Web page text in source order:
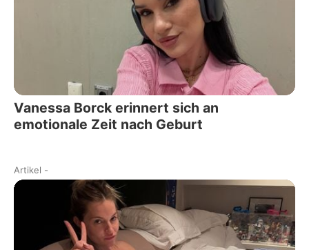
Vanessa Borck erinnert sich an
emotionale Zeit nach Geburt
Artikel -